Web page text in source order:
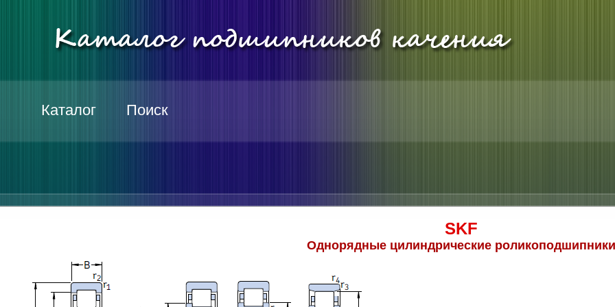
Каталог Поиск
SKF
Однорядные цилиндрические роликоподшипники